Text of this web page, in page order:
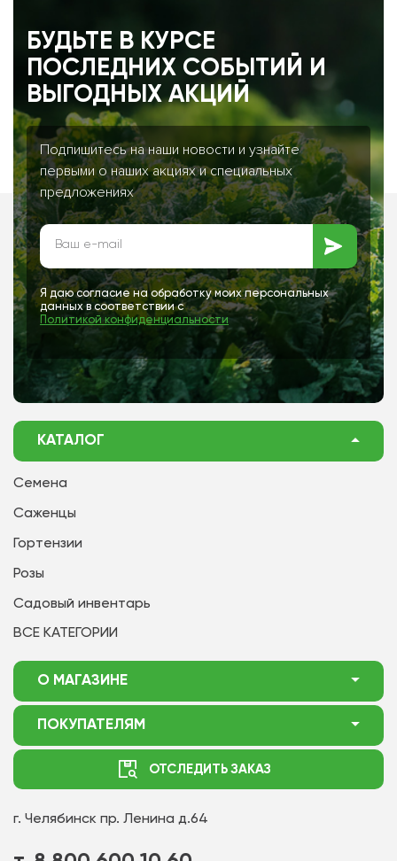
БУДЬТЕ В КУРСЕ
ПОСЛЕДНИХ СОБЫТИЙ И
ВЫГОДНЫХ АКЦИЙ
Подпишитесь на наши новости и узнайте
первыми о наших акциях и специальных
предложениях
Я даю согласие на обработку моих персональных
данных в соответствии с
Политикой конфиденциальности
КАТАЛОГ
Семена
Саженцы
Гортензии
Розы
Садовый инвентарь
ВСЕ КАТЕГОРИИ
О МАГАЗИНЕ
О нас
Акции
ПОКУПАТЕЛЯМ
Как оформить заказ
Статьи садоводу
Оптовым покупателям
ОТСЛЕДИТЬ ЗАКАЗ
г. Челябинск пр. Ленина д.64